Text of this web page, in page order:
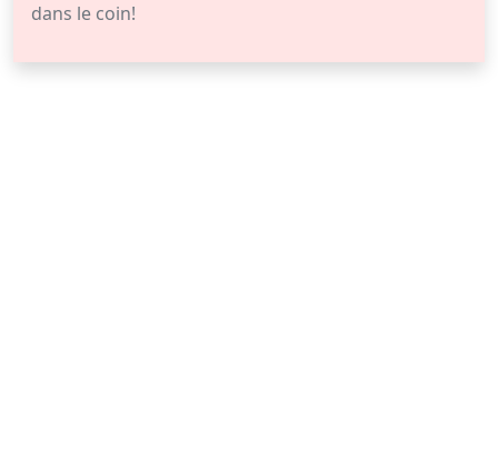
dans le coin!